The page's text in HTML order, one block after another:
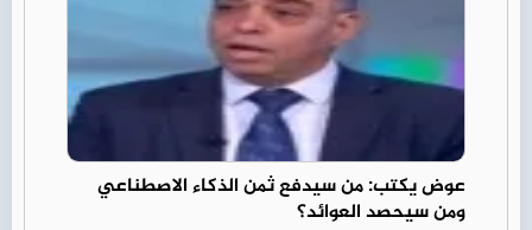
عوض يكتب: من سيدفع ثمن الذكاء الاصطناعي
ومن سيحصد العوائد؟